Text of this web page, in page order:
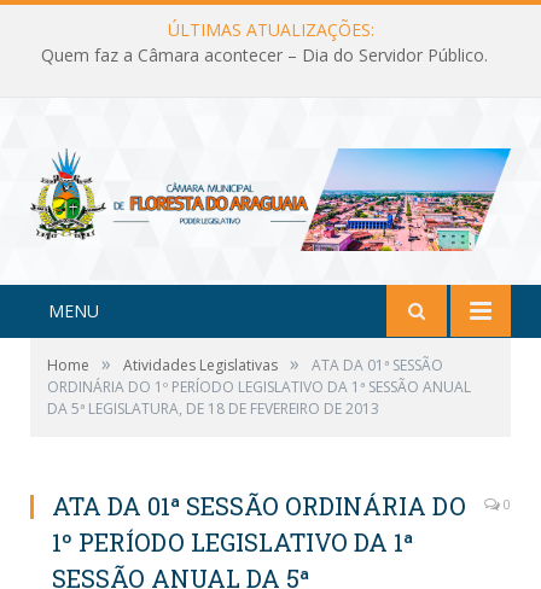
ÚLTIMAS ATUALIZAÇÕES:
Quem faz a Câmara acontecer – Dia do Servidor Público.
MENU
Home » Atividades Legislativas »
ATA DA 01ª SESSÃO
ORDINÁRIA DO 1º PERÍODO LEGISLATIVO DA 1ª SESSÃO ANUAL
DA 5ª LEGISLATURA, DE 18 DE FEVEREIRO DE 2013
ATA DA 01ª SESSÃO ORDINÁRIA DO
1º PERÍODO LEGISLATIVO DA 1ª
SESSÃO ANUAL DA 5ª
0